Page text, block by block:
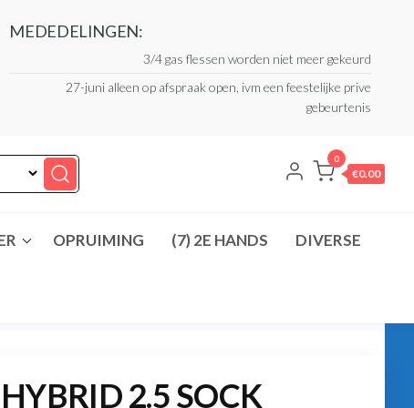
MEDEDELINGEN:
3/4 gas flessen worden niet meer gekeurd
27-juni alleen op afspraak open, ivm een feestelijke prive
gebeurtenis
0
€0.00
OPRUIMING (7) 2E HANDS DIVERSE
2.5 SOCK